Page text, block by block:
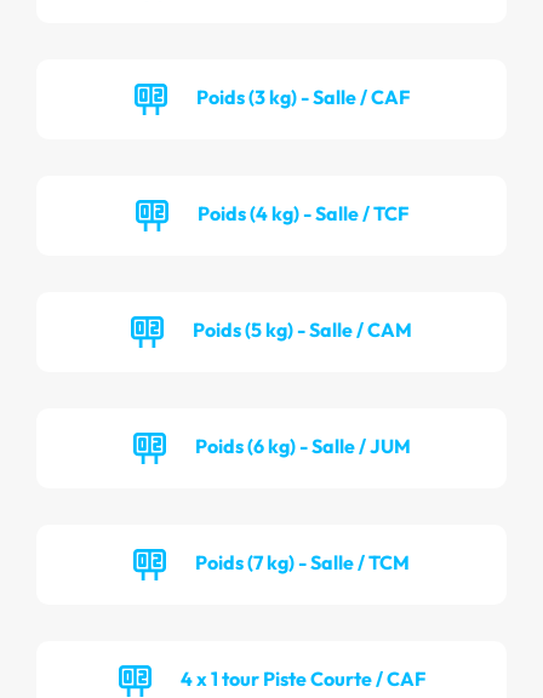
Poids (3 kg) - Salle / CAF
Poids (4 kg) - Salle / TCF
Poids (5 kg) - Salle / CAM
Poids (6 kg) - Salle / JUM
Poids (7 kg) - Salle / TCM
4 x 1 tour Piste Courte / CAF